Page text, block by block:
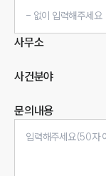
사무소
사건분야
문의내용